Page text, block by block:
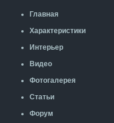
Главная
Характеристики
Интерьер
Видео
Фотогалерея
Статьи
Форум